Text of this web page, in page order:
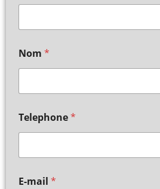
Nom *
Telephone*
E-mail *